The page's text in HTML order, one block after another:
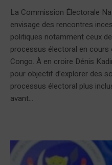
La Commission Électorale
envisage des rencontres
politiques notamment ceux
processus électoral en cours
Congo. À en croire Dénis
pour objectif d’explorer des
processus électoral plus
avant...